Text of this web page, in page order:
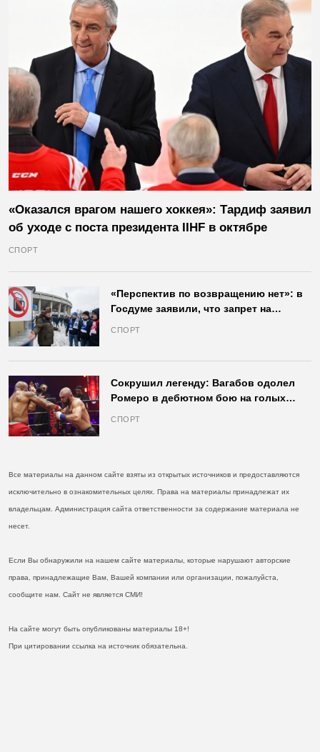
«Оказался врагом нашего хоккея»: Тардиф заявил
об уходе с поста президента IIHF в октябре
СПОРТ
«Перспектив по возвращению нет»: в
Госдуме заявили, что запрет на
СПОРТ
Сокрушил легенду: Вагабов одолел
Ромеро в дебютном бою на голых
СПОРТ
Все материалы на данном сайте взяты из открытых источников и предоставляются
исключительно в ознакомительных целях. Права на материалы принадлежат их
владельцам. Администрация сайта ответственности за содержание материала не
несет.
Если Вы обнаружили на нашем сайте материалы, которые нарушают авторские
права, принадлежащие Вам, Вашей компании или организации, пожалуйста,
сообщите нам. Сайт не является СМИ!
На сайте могут быть опубликованы материалы 18+!
При цитировании ссылка на источник обязательна.